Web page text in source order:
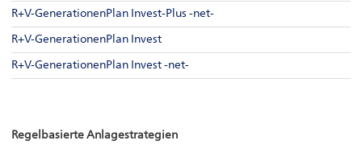
R+V-GenerationenPlan Invest-Plus -net-
R+V-GenerationenPlan Invest
R+V-GenerationenPlan Invest -net-
Regelbasierte Anlagestrategien